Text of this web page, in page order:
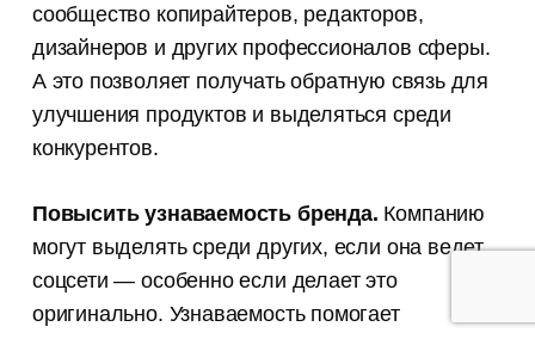
сообщество копирайтеров, редакторов,
дизайнеров и других профессионалов сферы.
А это позволяет получать обратную связь для
улучшения продуктов и выделяться среди
конкурентов.
Повысить узнаваемость бренда. Компанию
могут выделять среди других, если она ведет
соцсети — особенно если делает это
оригинально. Узнаваемость помогает